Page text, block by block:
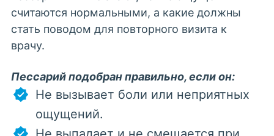
считаются нормальными, а какие должны
стать поводом для повторного визита к
врачу.
Пессарий подобран правильно, если он:
Не вызывает боли или неприятных
ощущений.